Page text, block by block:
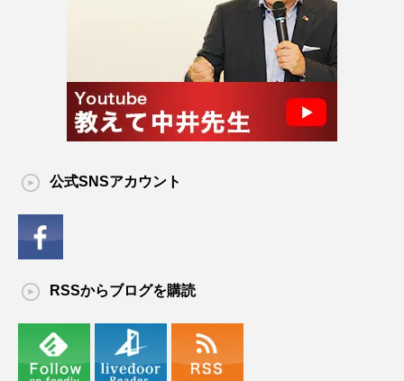
公式SNSアカウント
RSSからブログを購読